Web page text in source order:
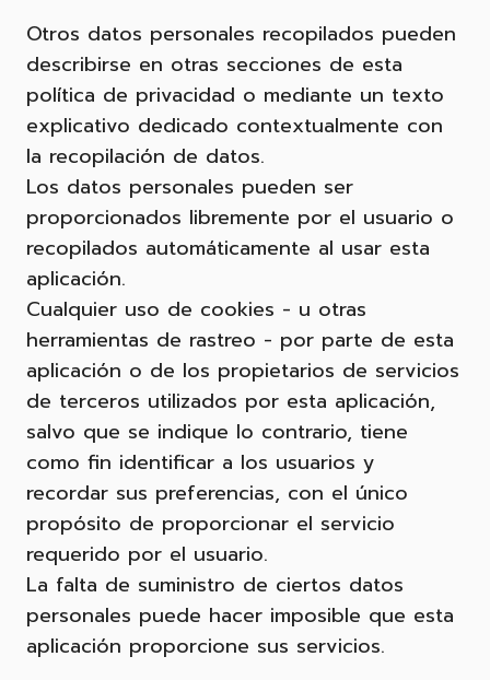
Otros datos personales recopilados pueden
describirse en otras secciones de esta
política de privacidad o mediante un texto
explicativo dedicado contextualmente con
la recopilación de datos.
Los datos personales pueden ser
proporcionados libremente por el usuario o
recopilados automáticamente al usar esta
aplicación.
Cualquier uso de cookies - u otras
herramientas de rastreo - por parte de esta
aplicación o de los propietarios de servicios
de terceros utilizados por esta aplicación,
salvo que se indique lo contrario, tiene
como fin identificar a los usuarios y
recordar sus preferencias, con el único
propósito de proporcionar el servicio
requerido por el usuario.
La falta de suministro de ciertos datos
personales puede hacer imposible que esta
aplicación proporcione sus servicios.